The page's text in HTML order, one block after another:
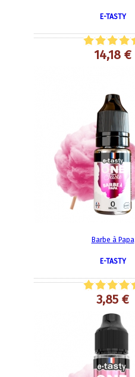
E-TASTY
14,18 €
Barbe à Papa
E-TASTY
3,85 €